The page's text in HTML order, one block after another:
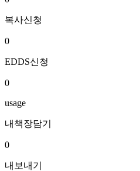
복사신청
0
EDDS신청
0
usage
내책장담기
0
내보내기